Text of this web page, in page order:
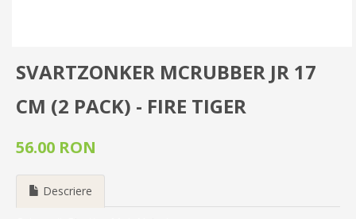
SVARTZONKER MCRUBBER JR 17
CM (2 PACK) - FIRE TIGER
56.00 RON
Descriere